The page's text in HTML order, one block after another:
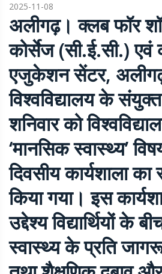
2025-11-08
अलीगढ़। क्लब फॉर
कोर्सेज (सी.ई.सी.)
एजुकेशन सेंटर,
विश्वविद्यालय के
शनिवार को
‘मानसिक स्वास्थ्य’
दिवसीय कार्यशाला
किया गया। इस
उद्देश्य विद्यार्थियों के
स्वास्थ्य के प्रति